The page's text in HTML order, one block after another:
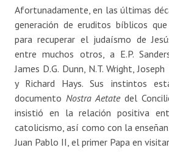
Afortunadamente, en las últimas
generación de eruditos bíblicos
para recuperar el judaísmo de
entre muchos otros, a E.P.
James D.G. Dunn, N.T. Wright,
y Richard Hays. Sus instintos
documento Nostra Aetatedel
insistió en la relación positiva
catolicismo, así como con la
Juan Pablo II, el primer Papa en